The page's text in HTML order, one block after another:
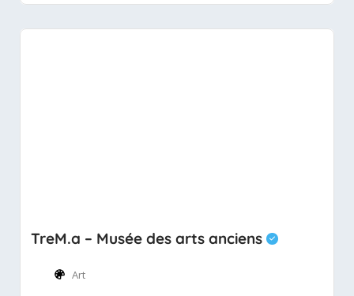
TreM.a – Musée des arts anciens
Art